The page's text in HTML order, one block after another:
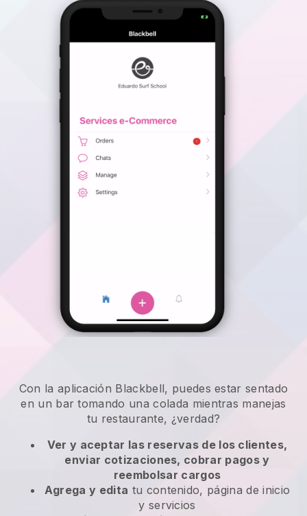
Con la aplicación Blackbell, puedes estar sentado
en un bar tomando una colada mientras manejas
tu restaurante, ¿verdad?
Ver y aceptar las reservas de los clientes,
enviar cotizaciones, cobrar pagos y
reembolsar cargos
Agrega y edita tu contenido, página de inicio
y servicios